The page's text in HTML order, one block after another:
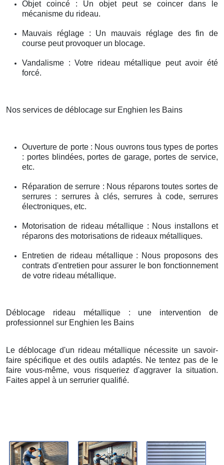
Objet coincé : Un objet peut se coincer dans le
mécanisme du rideau.
Mauvais réglage : Un mauvais réglage des fin de
course peut provoquer un blocage.
Vandalisme : Votre rideau métallique peut avoir été
forcé.
Nos services de déblocage sur Enghien les Bains
Ouverture de porte : Nous ouvrons tous types de portes
: portes blindées, portes de garage, portes de service,
etc.
Réparation de serrure : Nous réparons toutes sortes de
serrures : serrures à clés, serrures à code, serrures
électroniques, etc.
Motorisation de rideau métallique : Nous installons et
réparons des motorisations de rideaux métalliques.
Entretien de rideau métallique : Nous proposons des
contrats d'entretien pour assurer le bon fonctionnement
de votre rideau métallique.
Déblocage rideau métallique : une intervention de
professionnel sur Enghien les Bains
Le déblocage d'un rideau métallique nécessite un savoir-
faire spécifique et des outils adaptés. Ne tentez pas de le
faire vous-même, vous risqueriez d'aggraver la situation.
Faites appel à un serrurier qualifié.